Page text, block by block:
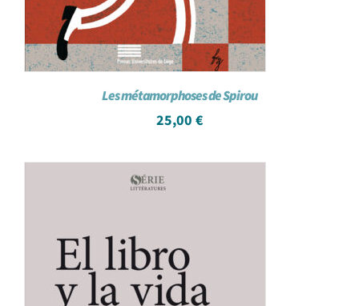
Les métamorphoses de Spirou
25,00 €